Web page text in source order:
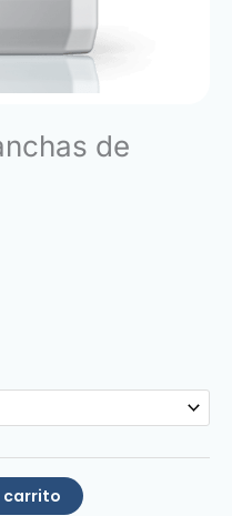
de
carrito